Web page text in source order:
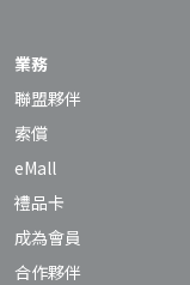
業務
聯盟夥伴
索償
eMall
禮品卡
成為會員
合作夥伴